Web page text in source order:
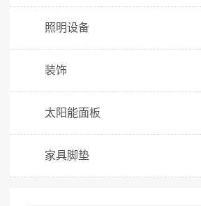
照明设备
装饰
太阳能面板
家具脚垫